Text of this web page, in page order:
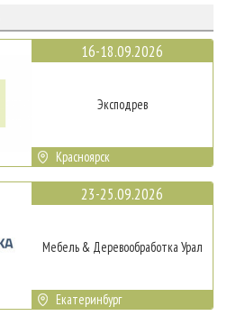
16-18.09.2026
Эксподрев
Красноярск
23-25.09.2026
Мебель & Деревообработка Урал
Екатеринбург